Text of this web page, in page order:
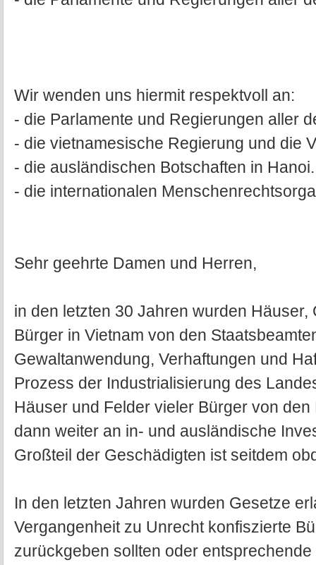
Wir wenden uns hiermit respektvoll an:
- die Parlamente und Regierungen aller
- die vietnamesische Regierung und die
- die ausländischen Botschaften in Hanoi.
- die internationalen
Sehr geehrte Damen und Herren,
in den letzten 30 Jahren wurden
Bürger in Vietnam von den
Gewaltanwendung, Verhaftungen und
Prozess der Industrialisierung des
Häuser und Felder vieler Bürger von
dann weiter an in- und ausländische
Großteil der Geschädigten ist seitdem
In den letzten Jahren wurden Gesetze
Vergangenheit zu Unrecht konfiszierte
zurückgeben sollten oder